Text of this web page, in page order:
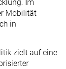
Im
Mobilität
in
zielt auf eine